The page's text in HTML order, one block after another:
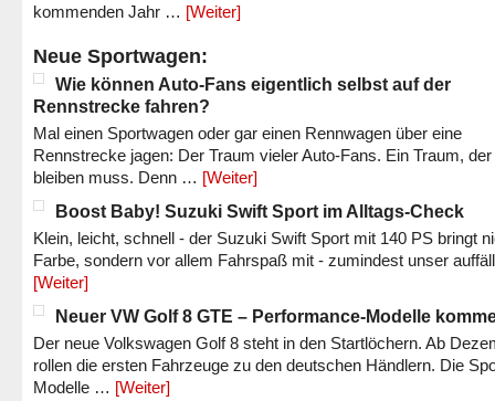
kommenden Jahr … [Weiter]
Neue Sportwagen:
Wie können Auto-Fans eigentlich selbst auf der
Rennstrecke fahren?
Mal einen Sportwagen oder gar einen Rennwagen über eine
Rennstrecke jagen: Der Traum vieler Auto-Fans. Ein Traum,
bleiben muss. Denn … [Weiter]
Boost Baby! Suzuki Swift Sport im Alltags-Check
Klein, leicht, schnell - der Suzuki Swift Sport mit 140 PS bringt
Farbe, sondern vor allem Fahrspaß mit - zumindest unser
[Weiter]
Neuer VW Golf 8 GTE – Performance-Modelle
Der neue Volkswagen Golf 8 steht in den Startlöchern. Ab
rollen die ersten Fahrzeuge zu den deutschen Händlern. Die
Modelle … [Weiter]